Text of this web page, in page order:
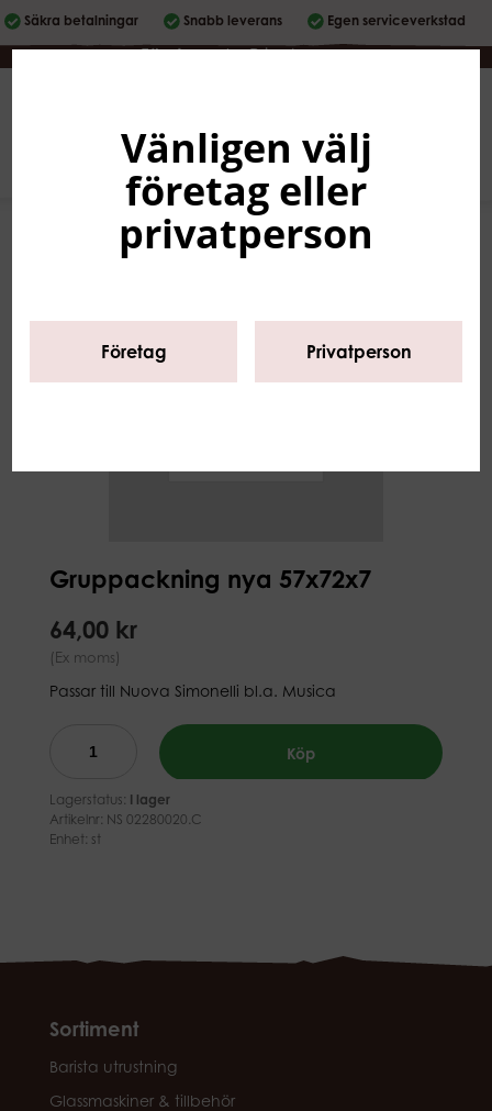
Säkra betalningar Snabb leverans Egen serviceverkstad
Företag | Privatperson
0
Gruppackning nya 57x72x7
64,00 kr
(Ex moms)
Passar till Nuova Simonelli bl.a. Musica
Köp
Lagerstatus: I lager
Artikelnr: NS 02280020.C
Enhet: st
Sortiment
Barista utrustning
Glassmaskiner & tillbehör
Vänligen välj
företag eller
privatperson
Företag Privatperson